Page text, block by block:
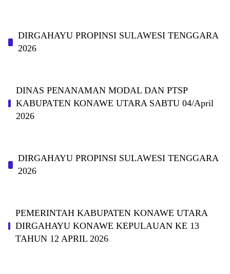
DIRGAHAYU PROPINSI SULAWESI TENGGARA
2026
DINAS PΕΝΑΝΑΜAN MODAL DAN PTSP
KABUPAΤΕΝ ΚΟNAWE UTARA SABTU 04/April
2026
DIRGAHAYU PROPINSI SULAWESI TENGGARA
2026
PEMERINTAH KABUPATEN KONAWE UTARA
DIRGAHAYU KONAWE KEPULAUAN KE 13
TAHUN 12 APRIL 2026